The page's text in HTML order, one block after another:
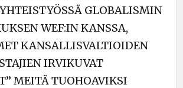
GLOBALISMIN
WEF:IN KANSSA,
KANSALLISVALTIOIDEN
IRVIKUVAT
MEITÄ TUOHOAVIKSI